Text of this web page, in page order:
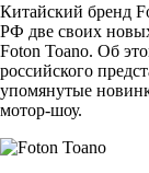
Китайский бренд
РФ две своих
Foton Toano. Об
российского
упомянутые
мотор-шоу.